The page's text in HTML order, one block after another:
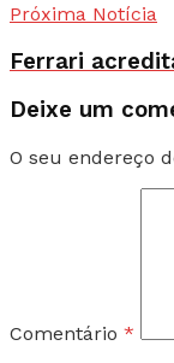
Próxima Notícia
Ferrari
Deixe um
O seu endereço
Comentário *